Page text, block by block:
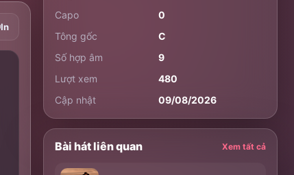
In
Capo
0
Tông gốc
C
Số hợp âm
9
Lượt xem
480
Cập nhật
09/08/2026
Bài hát liên quan Xem tất cả